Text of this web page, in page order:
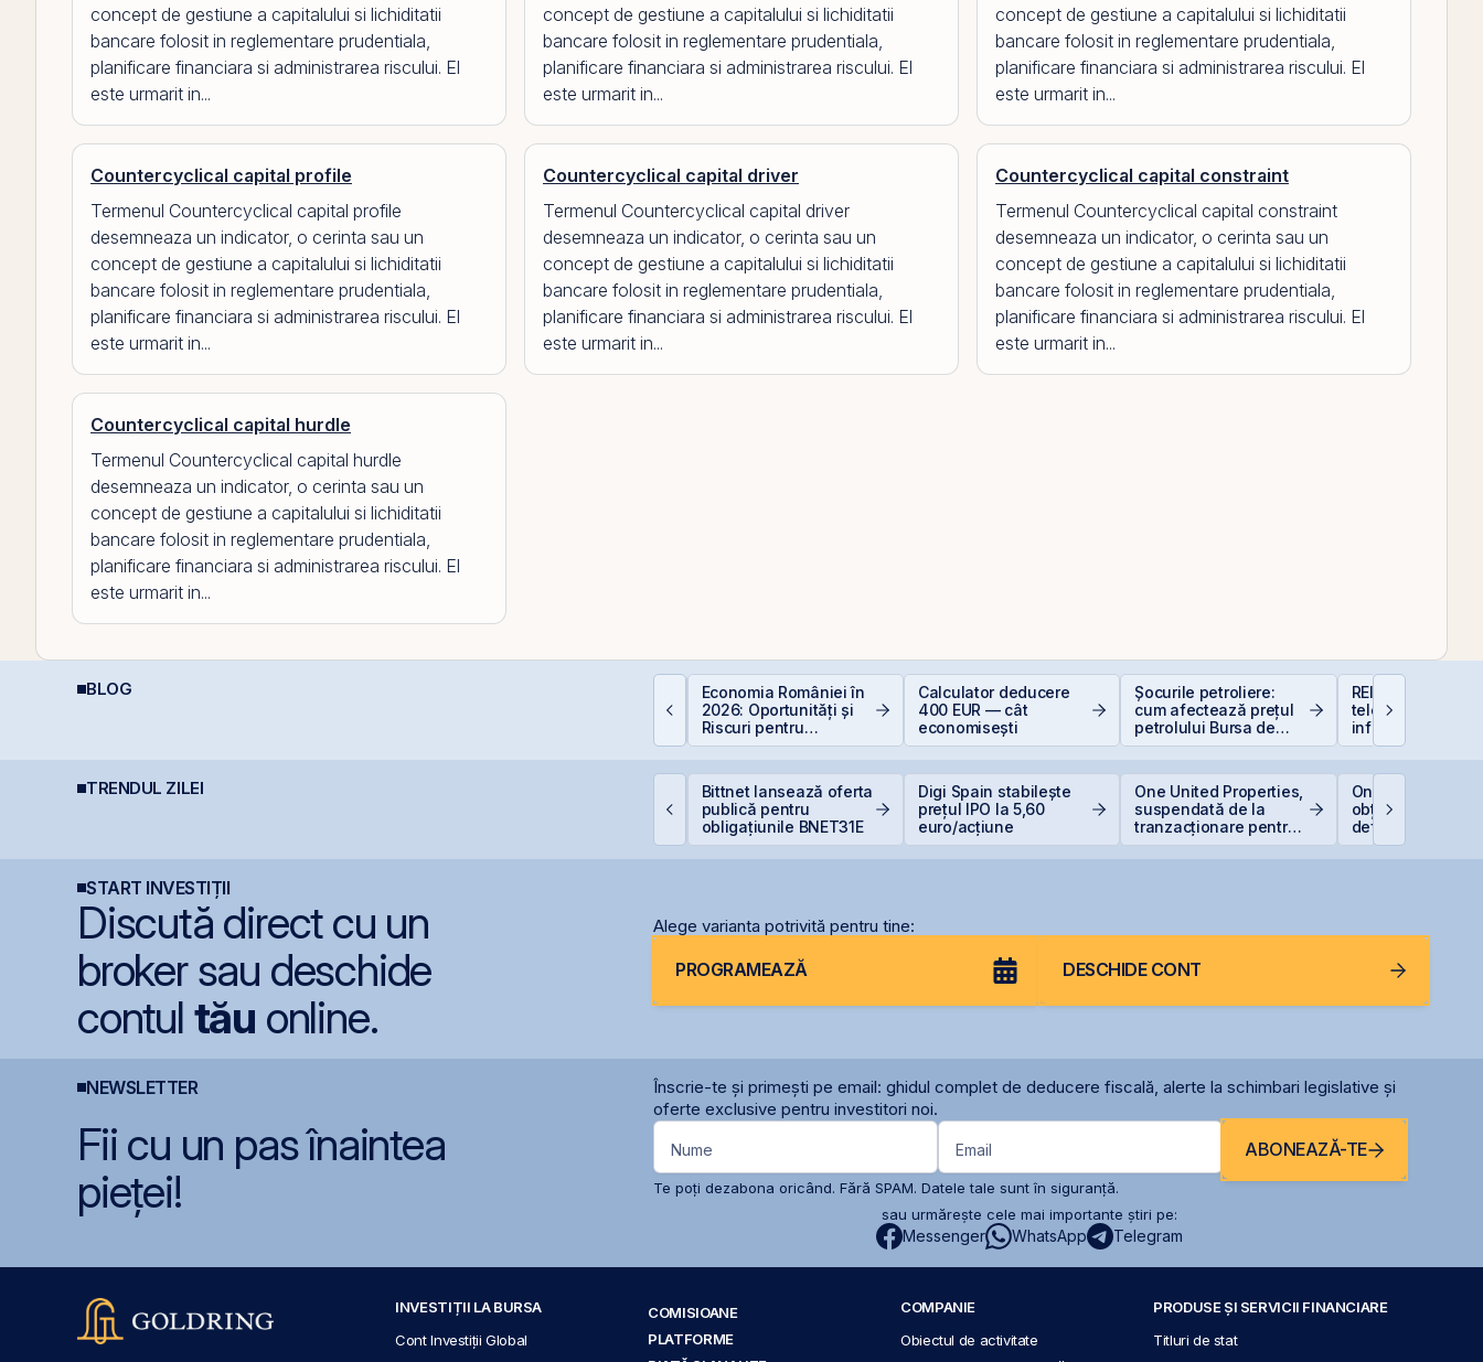
concept de gestiune a capitalului si lichiditatii
bancare folosit in reglementare prudentiala,
planificare financiara si administrarea riscului. El
este urmarit in...
concept de gestiune a capitalului si lichiditatii
bancare folosit in reglementare prudentiala,
planificare financiara si administrarea riscului. El
este urmarit in...
concept de gestiune a capitalului si lichiditatii
bancare folosit in reglementare prudentiala,
planificare financiara si administrarea riscului. El
este urmarit in...
Countercyclical capital profile
Termenul Countercyclical capital profile
desemneaza un indicator, o cerinta sau un
concept de gestiune a capitalului si lichiditatii
bancare folosit in reglementare prudentiala,
planificare financiara si administrarea riscului. El
este urmarit in...
Countercyclical capital driver
Termenul Countercyclical capital driver
desemneaza un indicator, o cerinta sau un
concept de gestiune a capitalului si lichiditatii
bancare folosit in reglementare prudentiala,
planificare financiara si administrarea riscului. El
este urmarit in...
Countercyclical capital constraint
Termenul Countercyclical capital constraint
desemneaza un indicator, o cerinta sau un
concept de gestiune a capitalului si lichiditatii
bancare folosit in reglementare prudentiala,
planificare financiara si administrarea riscului. El
este urmarit in...
Countercyclical capital hurdle
Termenul Countercyclical capital hurdle
desemneaza un indicator, o cerinta sau un
concept de gestiune a capitalului si lichiditatii
bancare folosit in reglementare prudentiala,
planificare financiara si administrarea riscului. El
este urmarit in...
BLOG
Cât de sigură e bursa?
Economia României în
2026: Oportunități și
Riscuri pentru
Investitori
Calculator deducere
400 EUR — cât
economisești
Șocurile petroliere:
cum afectează prețul
petrolului Bursa de
Valori București
REIT-urile de
telecomunicații -
infrastructurii
TRENDUL ZILEI
BET atinge un nou
Bittnet lansează oferta
publică pentru
obligațiunile BNET31E
Digi Spain stabilește
prețul IPO la 5,60
euro/acțiune
One United Properties,
suspendată de la
tranzacționare pentru
One United
obține o hotărâre
definitivă
pentru One
START INVESTIȚII
Discută direct cu un
broker sau deschide
contul tău online.
Alege varianta potrivită pentru tine:
PROGRAMEAZĂ DESCHIDE CONT
NEWSLETTER
Înscrie-te și primești pe email: ghidul complet de deducere fiscală, alerte la schimbari legislative și
oferte exclusive pentru investitori noi.
Fii cu un pas înaintea
pieței!
Nume Email ABONEAZĂ-TE
Te poți dezabona oricând. Fără SPAM. Datele tale sunt în siguranță.
sau urmărește cele mai importante știri pe:
Messenger WhatsApp Telegram
INVESTIȚII LA BURSA
Cont Investiții Global
COMISIOANE
PLATFORME
COMPANIE
Obiectul de activitate
PRODUSE ȘI SERVICII FINANCIARE
Titluri de stat